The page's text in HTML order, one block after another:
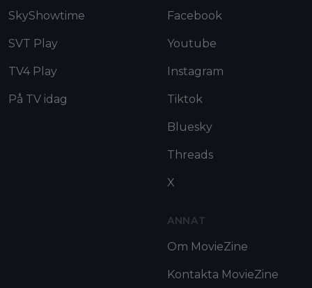
SkyShowtime
SVT Play
TV4 Play
På TV idag
Facebook
Youtube
Instagram
Tiktok
Bluesky
Threads
X
ANNAT
Om MovieZine
Kontakta MovieZine